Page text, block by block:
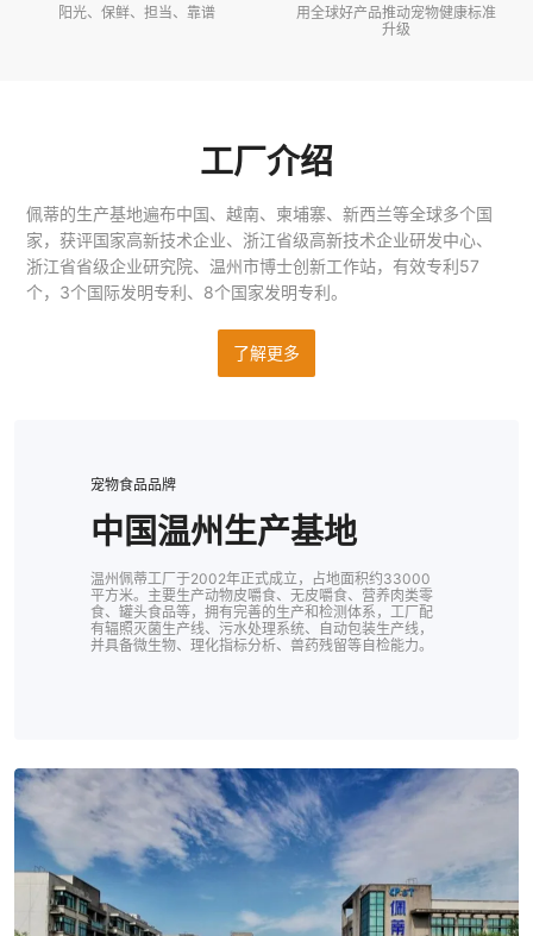
阳光、保鲜、担当、靠谱
用全球好产品推动宠物健康标准
升级
工厂介绍
佩蒂的生产基地遍布中国、越南、柬埔寨、新西兰等全球多个国
家，获评国家高新技术企业、浙江省级高新技术企业研发中心、
浙江省省级企业研究院、温州市博士创新工作站，有效专利57
个，3个国际发明专利、8个国家发明专利。
了解更多
宠物食品品牌
中国温州生产基地
温州佩蒂工厂于2002年正式成立，占地面积约33000
平方米。主要生产动物皮嚼食、无皮嚼食、营养肉类零
食、罐头食品等，拥有完善的生产和检测体系，工厂配
有辐照灭菌生产线、污水处理系统、自动包装生产线，
并具备微生物、理化指标分析、兽药残留等自检能力。
新西兰KCPF生产基地
有全球最先进的宠物主粮产线，为亚太地区最大单条产
线。占据新西兰地理优势，选取天然新鲜的原料，打造
世界级品质的宠物粮食。
越南德信生产基地
好嚼、德信生产基地2015年投入使用，总投资1400万
美元，占地面积约4万平方米，工厂配备了行业领先的污
水生物处理系统和辐照灭菌生产线。
柬埔寨生产基地
占地面积约8万平方米。厂区产线配置全面，涵盖了畜皮
咀食品和植物咀嚼食品，营养肉质零食。同时配备有行
业领先的辐照产线和污水处理系统。